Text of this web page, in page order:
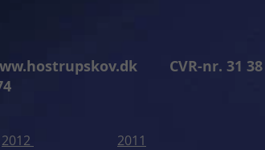
CVR-nr. 31 38
2012
2011